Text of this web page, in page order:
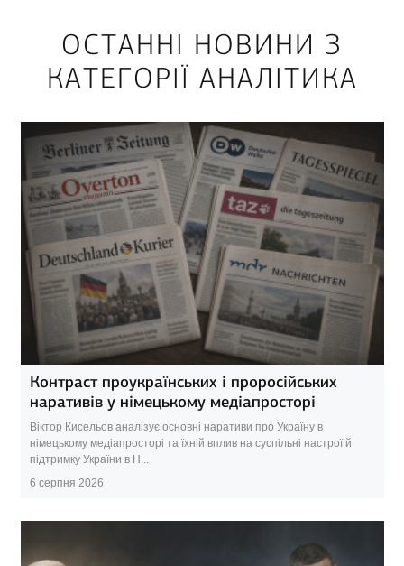
ОСТАННІ НОВИНИ З
КАТЕГОРІЇ АНАЛІТИКА
Контраст проукраїнських і проросійських
наративів у німецькому медіапросторі
Віктор Кисельов аналізує основні наративи про Україну в
німецькому медіапросторі та їхній вплив на суспільні настрої й
підтримку України в Н...
6 серпня 2026